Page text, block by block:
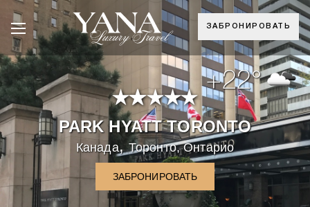
ЗАБРОНИРОВАТЬ
+22°
PARK HYATT TORONTO
Канада, Торонто, Онтарио
ЗАБРОНИРОВАТЬ